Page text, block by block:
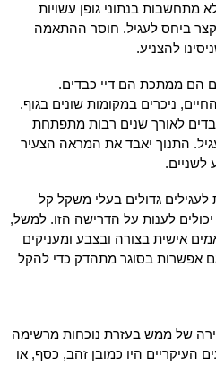
מתחשבות בנתוני גופן עשויות
קצר ביחס לעגיל. חוסר ההתאמה
להצניע.
אם הם ממתכת הם דיי כבדים.
ניכרים במקומות שונים בגוף.
לאורך שנים רבות מתפתחת
התנוך יאבד את המראה הצעיר
לשניים.
גדולים בעלי משקל קל
לענות על הדרישה הזו. למשל,
אישית בצורה ובצבע ומעניקים
אפשרות בסוגר מתהדק כדי להקל
של ממש בעזרת נוכחות מרשימה
היו כמובן זהב, כסף, או